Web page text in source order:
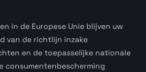
in de Europese Unie blijven uw
van de richtlijn inzake
en de toepasselijke nationale
consumentenbescherming